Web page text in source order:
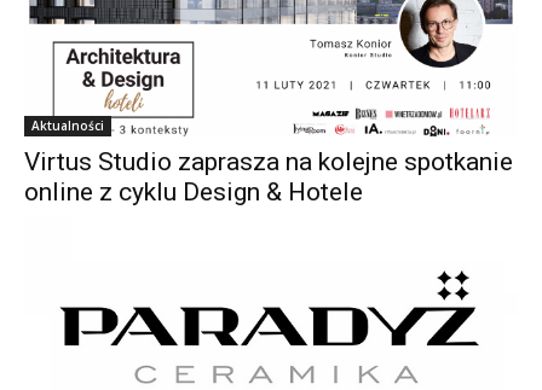
Aktualności
Virtus Studio zaprasza na kolejne spotkanie
online z cyklu Design & Hotele